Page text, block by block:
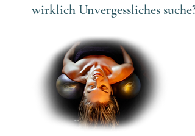
wirklich Unvergessliches suche?